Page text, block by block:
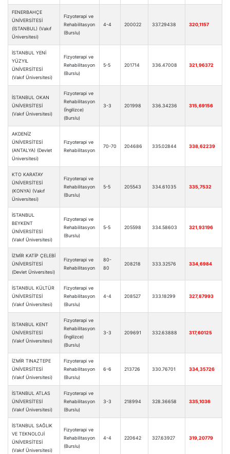
FENERBAHÇE
ÜNİVERSİTESİ
(İSTANBUL) (Vakıf
Üniversitesi)
Fizyoterapi ve
Rehabilitasyon
(Burslu)
4-4 200022 337.29438 320,1157
İSTANBUL YENİ
YÜZYIL
ÜNİVERSİTESİ
(Vakıf Üniversitesi)
Fizyoterapi ve
Rehabilitasyon
(Burslu)
5-5 201714 336.47008 321,96372
İSTANBUL OKAN
ÜNİVERSİTESİ
(Vakıf Üniversitesi)
Fizyoterapi ve
Rehabilitasyon
(İngilizce)
(Burslu)
3-3 201998 336.34236 315,69156
AKDENİZ
ÜNİVERSİTESİ
(ANTALYA) (Devlet
Üniversitesi)
Fizyoterapi ve
Rehabilitasyon
70-70 204686 335.02844 338,62239
KTO KARATAY
ÜNİVERSİTESİ
(KONYA) (Vakıf
Üniversitesi)
Fizyoterapi ve
Rehabilitasyon
(Burslu)
5-5 205543 334.61035 335,7532
İSTANBUL
BEYKENT
ÜNİVERSİTESİ
(Vakıf Üniversitesi)
Fizyoterapi ve
Rehabilitasyon
(Burslu)
5-5 205598 334.58603 321,93196
İZMİR KATİP ÇELEBİ
ÜNİVERSİTESİ
(Devlet Üniversitesi)
Fizyoterapi ve
Rehabilitasyon
80-
80
208218 333.32576 334,6984
İSTANBUL KÜLTÜR
ÜNİVERSİTESİ
(Vakıf Üniversitesi)
Fizyoterapi ve
Rehabilitasyon
(Burslu)
4-4 208527 333.18299 327,87993
İSTANBUL KENT
ÜNİVERSİTESİ
(Vakıf Üniversitesi)
Fizyoterapi ve
Rehabilitasyon
(İngilizce)
(Burslu)
3-3 209691 332.63888 317,60125
İZMİR TINAZTEPE
ÜNİVERSİTESİ
(Vakıf Üniversitesi)
Fizyoterapi ve
Rehabilitasyon
(Burslu)
6-6 213726 330.76701 334,35726
İSTANBUL ATLAS
ÜNİVERSİTESİ
(Vakıf Üniversitesi)
Fizyoterapi ve
Rehabilitasyon
(Burslu)
3-3 218994 328.36658 335,1036
İSTANBUL SAĞLIK
VE TEKNOLOJİ
ÜNİVERSİTESİ
(Vakıf Üniversitesi)
Fizyoterapi ve
Rehabilitasyon
(Burslu)
4-4 220642 327.63927 319,20779